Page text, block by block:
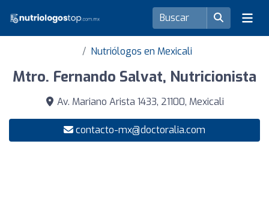
Nutriólogos en Mexicali
Mtro. Fernando Salvat, Nutricionista
Av. Mariano Arista 1433, 21100, Mexicali
contacto-mx@doctoralia.com